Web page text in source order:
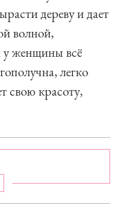
дереву и дает
волной,
у женщины всё
легко
свою красоту,